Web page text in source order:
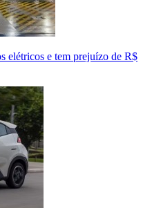
elétricos e tem prejuízo de R$